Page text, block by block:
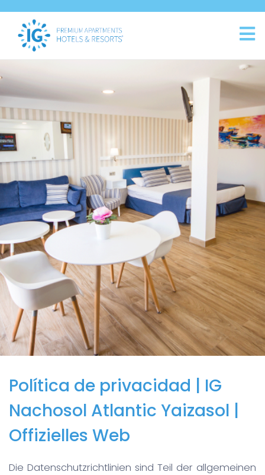
Rechtlicher
Hinweis
Política de privacidad | IG
Nachosol Atlantic Yaizasol |
Offizielles Web
Die Datenschutzrichtlinien sind Teil der allgemeinen